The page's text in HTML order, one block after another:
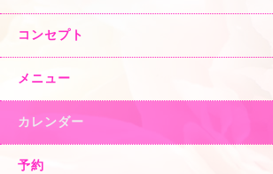
コンセプト
メニュー
カレンダー
予約